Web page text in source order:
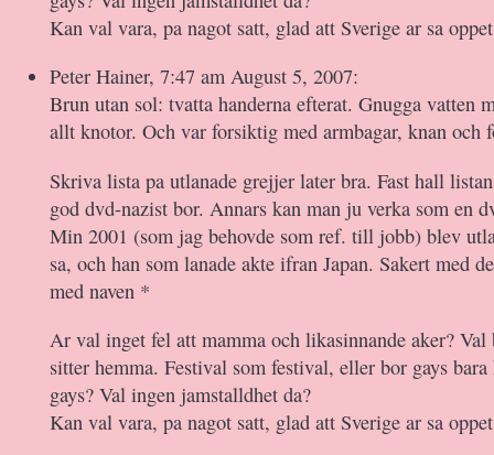
Kan val vara, pa nagot satt, glad att Sverige ar sa
Peter Hainer, 7:47 am August 5, 2007:
Brun utan sol: tvatta handerna efterat. Gnugga vatten
allt knotor. Och var forsiktig med armbagar, knan och
Skriva lista pa utlanade grejjer later bra. Fast hall
god dvd-nazist bor. Annars kan man ju verka som en
Min 2001 (som jag behovde som ref. till jobb) blev
sa, och han som lanade akte ifran Japan. Sakert med
med naven *
Ar val inget fel att mamma och likasinnande aker? Val
sitter hemma. Festival som festival, eller bor gays bara
gays? Val ingen jamstalldhet da?
Kan val vara, pa nagot satt, glad att Sverige ar sa